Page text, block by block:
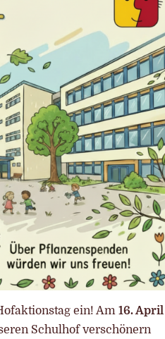
ein! Am 16. April
Schulhof verschönern